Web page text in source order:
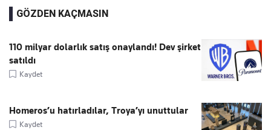
GÖZDEN KAÇMASIN
110 milyar dolarlık satış onaylandı! Dev şirket
satıldı
Kaydet
Homeros’u hatırladılar, Troya’yı unuttular
Kaydet